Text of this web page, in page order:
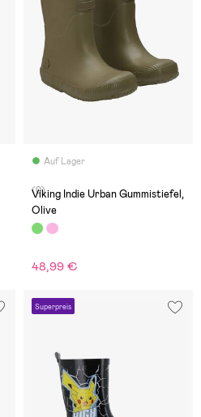
Auf Lager
(0)
Viking Indie Urban Gummistiefel,
Olive
48,99 €
Superpreis